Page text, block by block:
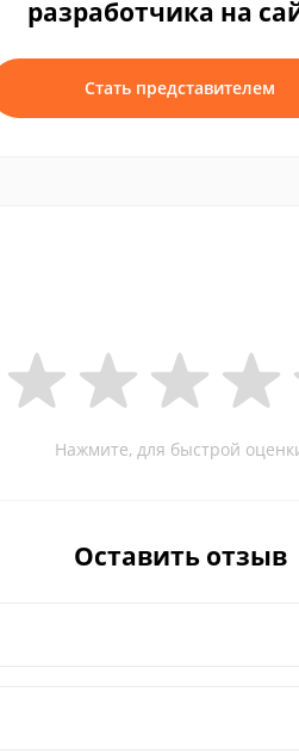
разработчика на
Стать представителем
Нажмите, для быстрой
Оставить отзыв